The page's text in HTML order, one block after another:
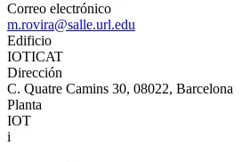
Correo electrónico
m.rovira@salle.url.edu
Edificio
IOTICAT
Dirección
C. Quatre Camins 30, 08022, Barcelona
Planta
IOT
i